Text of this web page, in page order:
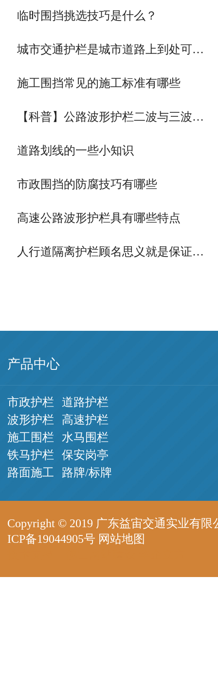
临时围挡挑选技巧是什么？
城市交通护栏是城市道路上到处可…
施工围挡常见的施工标准有哪些
【科普】公路波形护栏二波与三波…
道路划线的一些小知识
市政围挡的防腐技巧有哪些
高速公路波形护栏具有哪些特点
人行道隔离护栏顾名思义就是保证…
产品中心
市政护栏
波形护栏
施工围栏
铁马护栏
路面施工
道路护栏
高速护栏
水马围栏
保安岗亭
路牌/标牌
Copyright © 2019 广东益宙交通实业有
ICP备19044905号 网站地图